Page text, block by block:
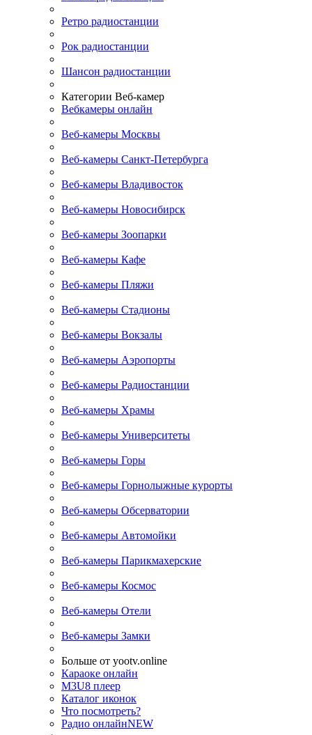
Ретро радиостанции
Рок радиостанции
Шансон радиостанции
Категории Веб-камер
Вебкамеры онлайн
Веб-камеры Москвы
Веб-камеры Санкт-Петербурга
Веб-камеры Владивосток
Веб-камеры Новосибирск
Веб-камеры Зоопарки
Веб-камеры Кафе
Веб-камеры Пляжи
Веб-камеры Стадионы
Веб-камеры Вокзалы
Веб-камеры Аэропорты
Веб-камеры Радиостанции
Веб-камеры Храмы
Веб-камеры Университеты
Веб-камеры Горы
Веб-камеры Горнолыжные курорты
Веб-камеры Обсерватории
Веб-камеры Автомойки
Веб-камеры Парикмахерские
Веб-камеры Космос
Веб-камеры Отели
Веб-камеры Замки
Больше от yootv.online
Караоке онлайн
M3U8 плеер
Каталог иконок
Что посмотреть?
Радио онлайнNEW